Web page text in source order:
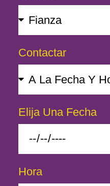
Contactar
Elija Una Fecha
Hora